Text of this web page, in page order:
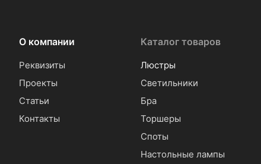
О компании
Реквизиты
Проекты
Статьи
Контакты
Каталог товаров
Люстры
Светильники
Бра
Торшеры
Споты
Настольные лампы